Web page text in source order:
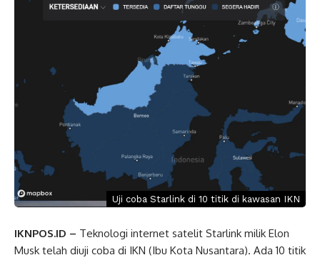
Uji coba Starlink di 10 titik di kawasan IKN
IKNPOS.ID – Teknologi internet satelit Starlink milik Elon
Musk telah diuji coba di IKN (Ibu Kota Nusantara). Ada 10 titik